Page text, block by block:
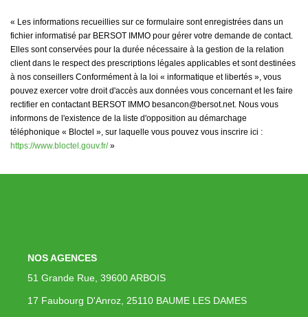
« Les informations recueillies sur ce formulaire sont enregistrées dans un
fichier informatisé par BERSOT IMMO pour gérer votre demande de contact.
Elles sont conservées pour la durée nécessaire à la gestion de la relation
client dans le respect des prescriptions légales applicables et sont destinées
à nos conseillers Conformément à la loi « informatique et libertés », vous
pouvez exercer votre droit d'accès aux données vous concernant et les faire
rectifier en contactant BERSOT IMMO besancon@bersot.net. Nous vous
informons de l'existence de la liste d'opposition au démarchage
téléphonique « Bloctel », sur laquelle vous pouvez vous inscrire ici :
https://www.bloctel.gouv.fr/»
NOS AGENCES
51 Grande Rue, 39600 ARBOIS
17 Faubourg D'Anroz, 25110 BAUME LES DAMES